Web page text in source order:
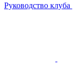
Руководство клуба